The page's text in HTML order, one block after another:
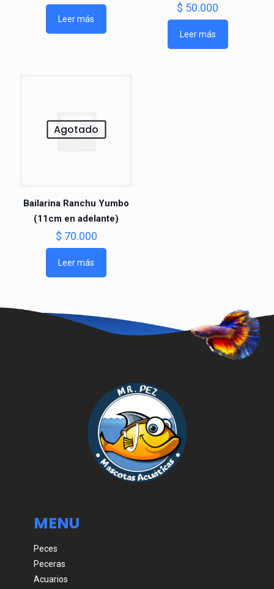
Leer más
$ 50.000
Leer más
Agotado
Bailarina Ranchu Yumbo
(11cm en adelante)
$ 70.000
Leer más
MENU
Peces
Peceras
Acuarios